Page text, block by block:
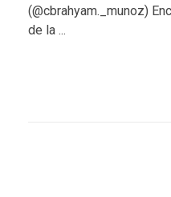
(@cbrahyam._munoz)
de la ...